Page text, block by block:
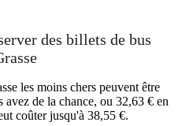
des billets de bus
les moins chers peuvent être
de la chance, ou 32,63 € en
coûter jusqu'à 38,55 €.